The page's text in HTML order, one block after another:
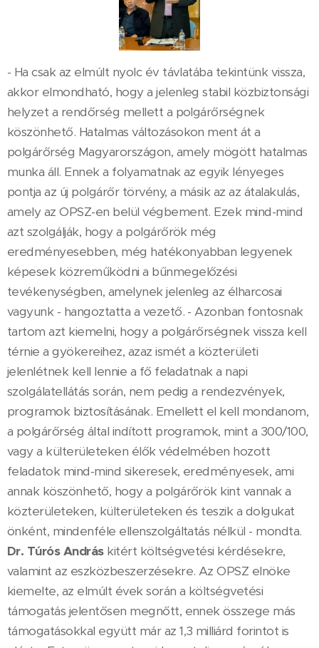
- Ha csak az elmúlt nyolc év távlatába tekintünk vissza,
akkor elmondható, hogy a jelenleg stabil közbiztonsági
helyzet a rendőrség mellett a polgárőrségnek
köszönhető. Hatalmas változásokon ment át a
polgárőrség Magyarországon, amely mögött hatalmas
munka áll. Ennek a folyamatnak az egyik lényeges
pontja az új polgárőr törvény, a másik az az átalakulás,
amely az OPSZ-en belül végbement. Ezek mind-mind
azt szolgálják, hogy a polgárőrök még
eredményesebben, még hatékonyabban legyenek
képesek közreműködni a bűnmegelőzési
tevékenységben, amelynek jelenleg az élharcosai
vagyunk - hangoztatta a vezető. - Azonban fontosnak
tartom azt kiemelni, hogy a polgárőrségnek vissza kell
térnie a gyökereihez, azaz ismét a közterületi
jelenlétnek kell lennie a fő feladatnak a napi
szolgálatellátás során, nem pedig a rendezvények,
programok biztosításának. Emellett el kell mondanom,
a polgárőrség által indított programok, mint a 300/100,
vagy a külterületeken élők védelmében hozott
feladatok mind-mind sikeresek, eredményesek, ami
annak köszönhető, hogy a polgárőrök kint vannak a
közterületeken, külterületeken és teszik a dolgukat
önként, mindenféle ellenszolgáltatás nélkül - mondta.
Dr. Túrós Andráskitért költségvetési kérdésekre,
valamint az eszközbeszerzésekre. Az OPSZ elnöke
kiemelte, az elmúlt évek során a költségvetési
támogatás jelentősen megnőtt, ennek összege más
támogatásokkal együtt már az 1,3 milliárd forintot is